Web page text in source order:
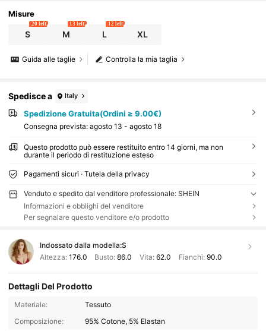
Misure
S
20 left
M
13 left
L
12 left
XL
Controlla la mia taglia
Guida alle taglie
Spedisce a Italy
Spedizione Gratuita(Ordini ≥ 9.00€)
Consegna prevista: agosto 13 - agosto 18
Questo prodotto può essere restituito entro 14 giorni, ma non
durante il periodo di restituzione esteso
Pagamenti sicuri · Tutela della privacy
Venduto e spedito dal venditore professionale: SHEIN
Informazioni e obblighi del venditore
Per segnalare questo venditore e/o prodotto
Indossato dalla modella:S
Altezza: 176.0 Busto:86.0 Vita: 62.0 Fianchi: 90.0
Dettagli Del Prodotto
Materiale:
Tessuto
Composizione:
95% Cotone, 5% Elastan